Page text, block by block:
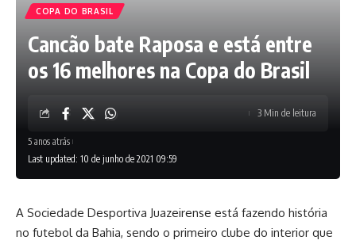
COPA DO BRASIL
Cancão bate Raposa e está entre
os 16 melhores na Copa do Brasil
Last updated: 10 de junho de 2021 09:59
5 anos atrás
3 Min de leitura
A Sociedade Desportiva Juazeirense está fazendo história
no futebol da Bahia, sendo o primeiro clube do interior que